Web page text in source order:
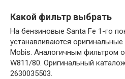
Какой фильтр выбрать
На бензиновые Santa Fe 1-го
устанавливаются
Mobis. Аналогичным фильтром
W811/80. Оригинальный
2630035503.